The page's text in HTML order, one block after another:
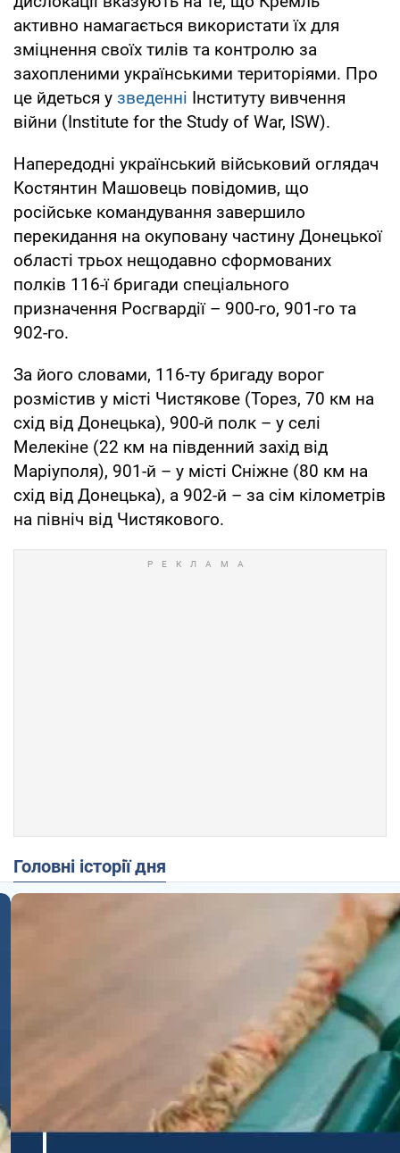
активно намагається використати їх для
зміцнення своїх тилів та контролю за
захопленими українськими територіями. Про
це йдеться у зведенні Інституту вивчення
війни (Institute for the Study of War, ISW).
Напередодні український військовий оглядач
Костянтин Машовець повідомив, що
російське командування завершило
перекидання на окуповану частину Донецької
області трьох нещодавно сформованих
полків 116-ї бригади спеціального
призначення Росгвардії – 900-го, 901-го та
902-го.
За його словами, 116-ту бригаду ворог
розмістив у місті Чистякове (Торез, 70 км на
схід від Донецька), 900-й полк – у селі
Мелекіне (22 км на південний захід від
Маріуполя), 901-й – у місті Сніжне (80 км на
схід від Донецька), а 902-й – за сім кілометрів
на північ від Чистякового.
Головні історії дня